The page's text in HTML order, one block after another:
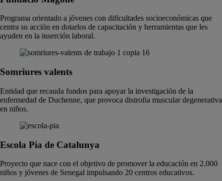
Programa orientado a jóvenes con dificultades socioeconómicas que
centra su acción en dotarlos de capacitación y herramientas que les
ayuden en la inserción laboral.
Somriures valents
Entidad que recauda fondos para apoyar la investigación de la
enfermedad de Duchenne, que provoca distrofia muscular degenerativa
en niños.
Escola Pia de Catalunya
Proyecto que nace con el objetivo de promover la educación en 2.000
niños y jóvenes de Senegal impulsando 20 centros educativos.